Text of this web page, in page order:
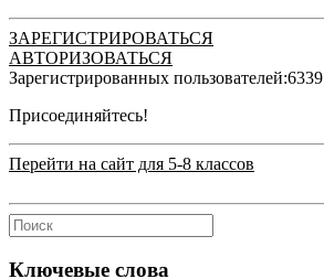
ЗАРЕГИСТРИРОВАТЬСЯ
АВТОРИЗОВАТЬСЯ
Зарегистрированных пользователей:6339
Присоединяйтесь!
Перейти на сайт для 5-8 классов
Ключевые слова